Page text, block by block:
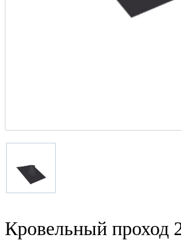
Кровельный проход